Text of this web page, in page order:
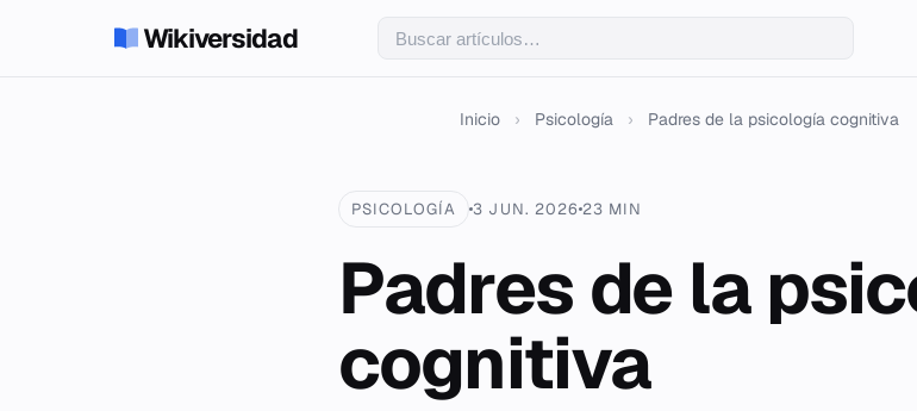
Wikiversidad
Inicio › Psicología › Padres de la psicología cognitiva
PSICOLOGÍA 3 JUN. 2026 23 MIN
Padres de la
cognitiva